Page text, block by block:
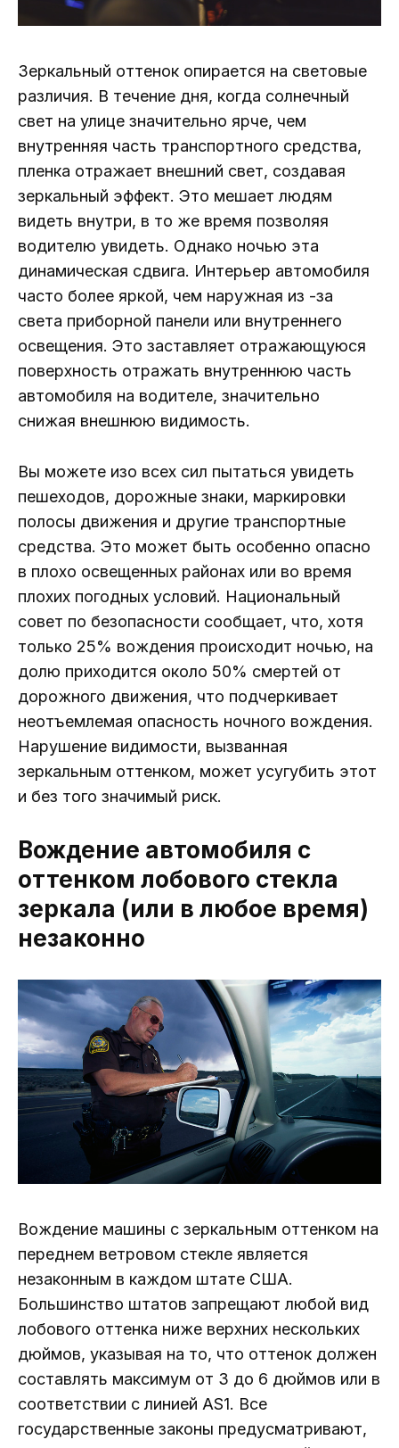
Зеркальный оттенок опирается на световые
различия. В течение дня, когда солнечный
свет на улице значительно ярче, чем
внутренняя часть транспортного средства,
пленка отражает внешний свет, создавая
зеркальный эффект. Это мешает людям
видеть внутри, в то же время позволяя
водителю увидеть. Однако ночью эта
динамическая сдвига. Интерьер автомобиля
часто более яркой, чем наружная из -за
света приборной панели или внутреннего
освещения. Это заставляет отражающуюся
поверхность отражать внутреннюю часть
автомобиля на водителе, значительно
снижая внешнюю видимость.
Вы можете изо всех сил пытаться увидеть
пешеходов, дорожные знаки, маркировки
полосы движения и другие транспортные
средства. Это может быть особенно опасно
в плохо освещенных районах или во время
плохих погодных условий. Национальный
совет по безопасности сообщает, что, хотя
только 25% вождения происходит ночью, на
долю приходится около 50% смертей от
дорожного движения, что подчеркивает
неотъемлемая опасность ночного вождения.
Нарушение видимости, вызванная
зеркальным оттенком, может усугубить этот
и без того значимый риск.
Вождение автомобиля с
оттенком лобового стекла
зеркала (или в любое время)
незаконно
Вождение машины с зеркальным оттенком на
переднем ветровом стекле является
незаконным в каждом штате США.
Большинство штатов запрещают любой вид
лобового оттенка ниже верхних нескольких
дюймов, указывая на то, что оттенок должен
составлять максимум от 3 до 6 дюймов или в
соответствии с линией AS1. Все
государственные законы предусматривают,